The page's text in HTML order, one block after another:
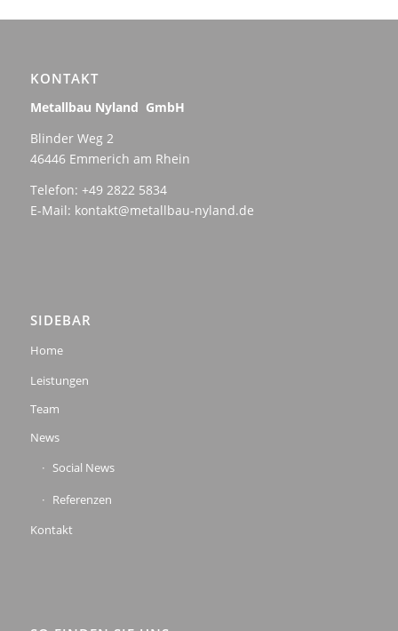
KONTAKT
Metallbau Nyland GmbH
Blinder Weg 2
46446 Emmerich am Rhein
Telefon: +49 2822 5834
E-Mail: kontakt@metallbau-nyland.de
SIDEBAR
Home
Leistungen
Team
News
Social News
Referenzen
Kontakt